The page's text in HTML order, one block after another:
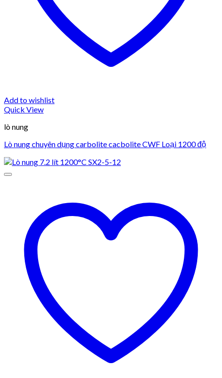
Add to wishlist
Quick View
lò nung
Lò nung chuyên dụng carbolite cacbolite CWF Loại 1200 độ